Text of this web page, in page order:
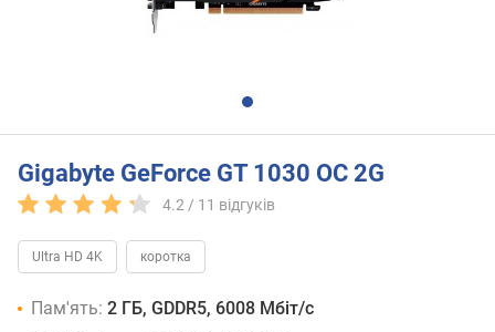
Gigabyte GeForce GT 1030 OC 2G
4.2 / 11 відгуків
Ultra HD 4K коротка
Пам'ять: 2 ГБ, GDDR5, 6008 Мбіт/с